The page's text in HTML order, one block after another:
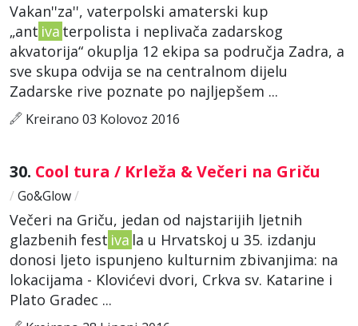
Vakan''za'', vaterpolski amaterski kup
„ant iva terpolista i neplivača zadarskog
akvatorija“ okuplja 12 ekipa sa područja Zadra, a
sve skupa odvija se na centralnom dijelu
Zadarske rive poznate po najljepšem ...
Kreirano 03 Kolovoz 2016
30. Cool tura / Krleža & Večeri na Griču
/ Go&Glow/
Večeri na Griču, jedan od najstarijih ljetnih
glazbenih fest iva la u Hrvatskoj u 35. izdanju
donosi ljeto ispunjeno kulturnim zbivanjima: na
lokacijama - Klovićevi dvori, Crkva sv. Katarine i
Plato Gradec ...